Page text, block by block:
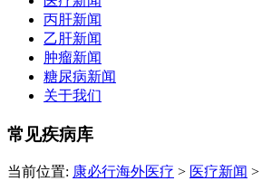
丙肝新闻
乙肝新闻
肿瘤新闻
糖尿病新闻
关于我们
常见疾病库
当前位置: 康必行海外医疗 > 医疗新闻 >